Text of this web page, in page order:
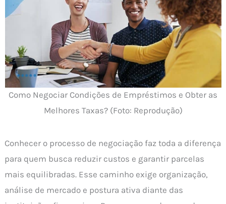
Como Negociar Condições de Empréstimos e Obter as
Melhores Taxas? (Foto: Reprodução)
Conhecer o processo de negociação faz toda a diferença
para quem busca reduzir custos e garantir parcelas
mais equilibradas. Esse caminho exige organização,
análise de mercado e postura ativa diante das